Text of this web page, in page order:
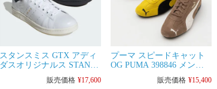
スタンスミス GTX アディ
ダスオリジナルス STAN
天然皮革 レザー 撥水シュ
販売価格 ¥17,600
プーマ スピードキャット
OG PUMA 398846 メンズ
シューズ メンズ レディー
販売価格 ¥15,400